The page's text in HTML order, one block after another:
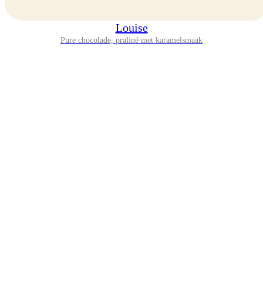
Louise
Pure chocolade, praliné met karamelsmaak